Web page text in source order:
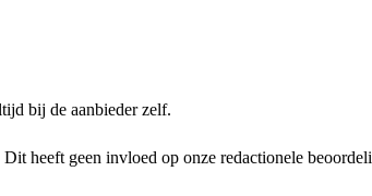
bij de aanbieder zelf.
heeft geen invloed op onze redactionele